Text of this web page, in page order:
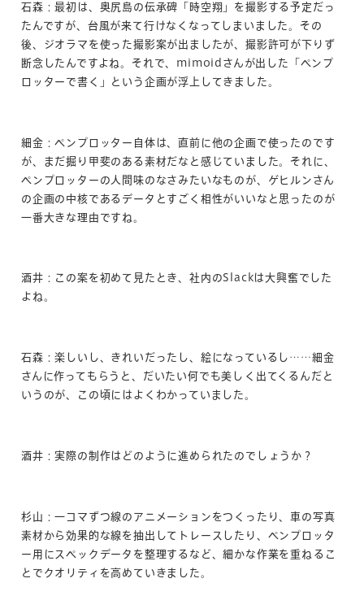
石森：最初は、奥尻島の伝承碑「時空翔」を撮影する予定だっ
たんですが、台風が来て行けなくなってしまいました。その
後、ジオラマを使った撮影案が出ましたが、撮影許可が下りず
断念したんですよね。それで、mimoidさんが出した「ペンプ
ロッターで書く」という企画が浮上してきました。
細金：ペンプロッター自体は、直前に他の企画で使ったのです
が、まだ掘り甲斐のある素材だなと感じていました。それに、
ペンプロッターの人間味のなさみたいなものが、ゲヒルンさん
の企画の中核であるデータとすごく相性がいいなと思ったのが
一番大きな理由ですね。
酒井：この案を初めて見たとき、社内のSlackは大興奮でした
よね。
石森：楽しいし、きれいだったし、絵になっているし……細金
さんに作ってもらうと、だいたい何でも美しく出てくるんだと
いうのが、この頃にはよくわかっていました。
酒井：実際の制作はどのように進められたのでしょうか？
杉山：一コマずつ線のアニメーションをつくったり、車の写真
素材から効果的な線を抽出してトレースしたり、ペンプロッタ
ー用にスペックデータを整理するなど、細かな作業を重ねるこ
とでクオリティを高めていきました。